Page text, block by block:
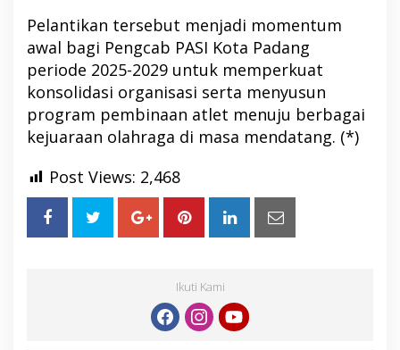
Pelantikan tersebut menjadi momentum
awal bagi Pengcab PASI Kota Padang
periode 2025-2029 untuk memperkuat
konsolidasi organisasi serta menyusun
program pembinaan atlet menuju berbagai
kejuaraan olahraga di masa mendatang. (*)
Post Views: 2,468
Ikuti Kami